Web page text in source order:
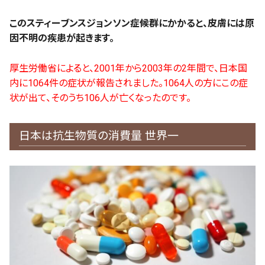
このスティーブンスジョンソン症候群にかかると、皮膚には原
因不明の疾患が起きます。
厚生労働省によると、2001年から2003年の2年間で、日本国
内に1064件の症状が報告されました。1064人の方にこの症
状が出て、そのうち106人が亡くなったのです。
日本は抗生物質の消費量 世界一